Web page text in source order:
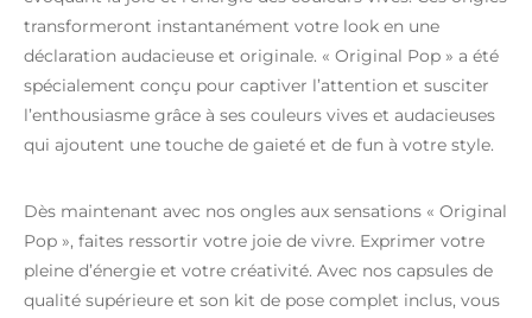
transformeront instantanément votre look en une
déclaration audacieuse et originale. « Original Pop » a été
spécialement conçu pour captiver l’attention et susciter
l’enthousiasme grâce à ses couleurs vives et audacieuses
qui ajoutent une touche de gaieté et de fun à votre style.
Dès maintenant avec nos ongles aux sensations « Original
Pop », faites ressortir votre joie de vivre. Exprimer votre
pleine d’énergie et votre créativité. Avec nos capsules de
qualité supérieure et son kit de pose complet inclus, vous